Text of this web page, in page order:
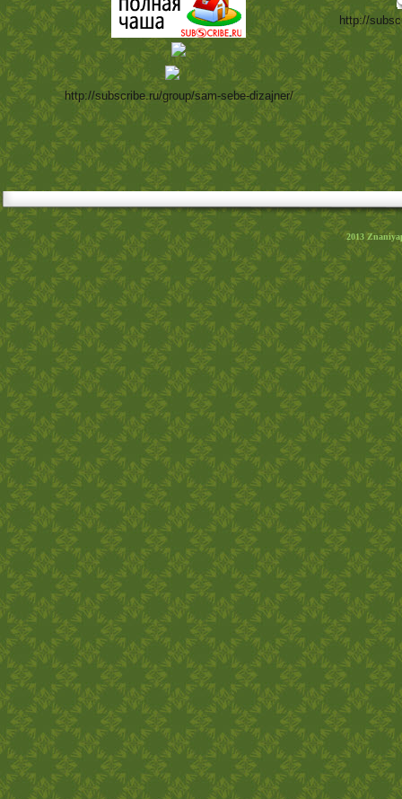
http://subscribe.ru/group/sam-sebe-dizajner/
http://
2013